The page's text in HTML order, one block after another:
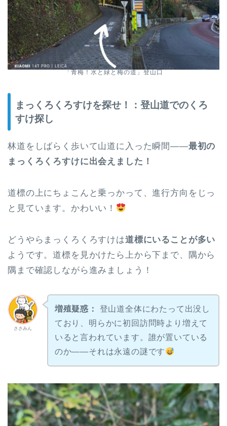
「青梅！水と緑と梅の道」登山口
まっくろくろすけを探せ！：登山道でのくろ
すけ探し
林道をしばらく歩いて山道に入った瞬間——最初の
まっくろくろすけに出会えました！
道標の上にちょこんと乗っかって、進行方向をじっ
と見ています。かわいい！
どうやらまっくろくろすけは道標にいることが多い
ようです。道標を見かけたら上から下まで、隅から
隅まで確認しながら進みましょう！
ささみん
増殖疑惑：
登山道全体にわたって出没し
ており、明らかに初回訪問時より増えて
いると言われています。誰が置いている
のか——それは永遠の謎です